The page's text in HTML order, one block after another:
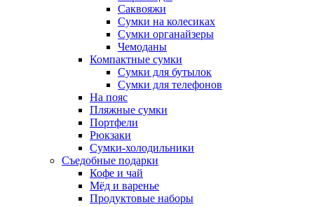
Саквояжи
Сумки на колесиках
Сумки органайзеры
Чемоданы
Компактные сумки
Сумки для бутылок
Сумки для телефонов
На пояс
Пляжные сумки
Портфели
Рюкзаки
Сумки-холодильники
Съедобные подарки
Кофе и чай
Мёд и варенье
Продуктовые наборы